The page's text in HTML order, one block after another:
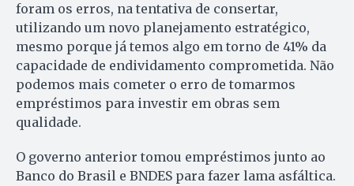
foram os erros, na tentativa de consertar,
utilizando um novo planejamento estratégico,
mesmo porque já temos algo em torno de 41% da
capacidade de endividamento comprometida. Não
podemos mais cometer o erro de tomarmos
empréstimos para investir em obras sem
qualidade.
O governo anterior tomou empréstimos junto ao
Banco do Brasil e BNDES para fazer lama asfáltica.